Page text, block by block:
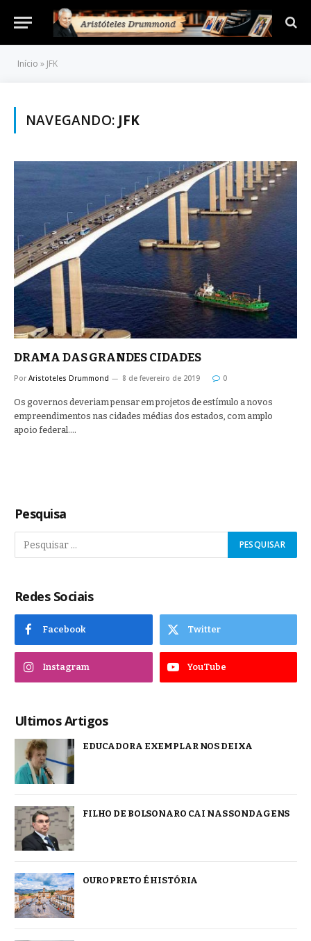
Início » JFK
NAVEGANDO: JFK
DRAMA DAS GRANDES CIDADES
Por Aristoteles Drummond 8 de fevereiro de 2019 0
Os governos deveriam pensar em projetos de estímulo a novos
empreendimentos nas cidades médias dos estados, com amplo
apoio federal.…
Pesquisa
Redes Sociais
Facebook Twitter
Instagram YouTube
Ultimos Artigos
EDUCADORA EXEMPLAR NOS DEIXA
FILHO DE BOLSONARO CAI NAS SONDAGENS
OURO PRETO É HISTÓRIA